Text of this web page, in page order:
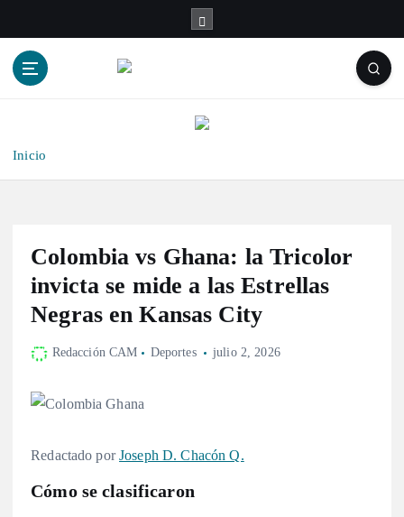
Inicio
Colombia vs Ghana: la Tricolor
invicta se mide a las Estrellas
Negras en Kansas City
Redacción CAM Deportes julio 2, 2026
Redactado porJoseph D. Chacón Q.
Cómo se clasificaron